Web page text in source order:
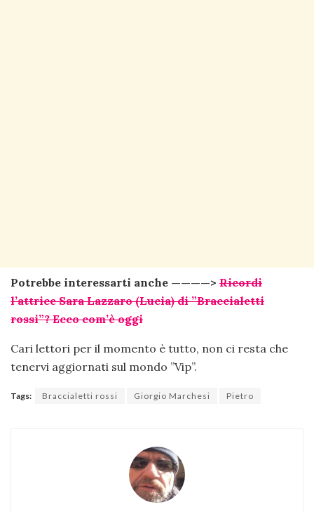
Potrebbe interessarti anche ————> Ricordi
l’attrice Sara Lazzaro (Lucia) di ”Braccialetti
rossi”? Ecco com’è oggi
Cari lettori per il momento è tutto, non ci resta che
tenervi aggiornati sul mondo ”Vip”.
Tags: Braccialetti rossi Giorgio Marchesi Pietro